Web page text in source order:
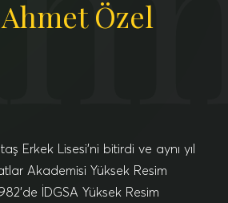
Ahmet Özel
Erkek Lisesi’ni bitirdi ve aynı yıl
Akademisi Yüksek Resim
İDGSA Yüksek Resim